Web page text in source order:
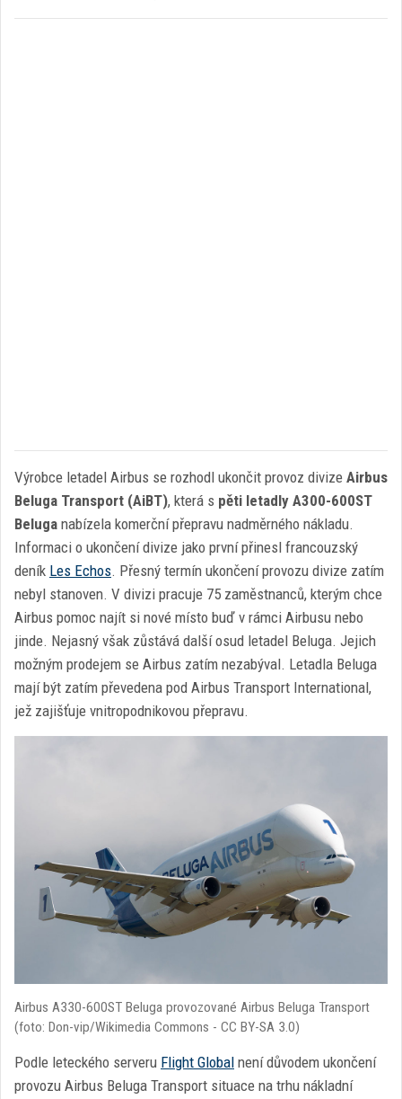
Výrobce letadel Airbus se rozhodl ukončit provoz divize Airbus
Beluga Transport (AiBT), která s pěti letadly A300-600ST
Beluga nabízela komerční přepravu nadměrného nákladu.
Informaci o ukončení divize jako první přinesl francouzský
deník Les Echos. Přesný termín ukončení provozu divize zatím
nebyl stanoven. V divizi pracuje 75 zaměstnanců, kterým chce
Airbus pomoc najít si nové místo buď v rámci Airbusu nebo
jinde. Nejasný však zůstává další osud letadel Beluga. Jejich
možným prodejem se Airbus zatím nezabýval. Letadla Beluga
mají být zatím převedena pod Airbus Transport International,
jež zajišťuje vnitropodnikovou přepravu.
Airbus A330-600ST Beluga provozované Airbus Beluga Transport
(foto: Don-vip/Wikimedia Commons - CC BY-SA 3.0)
Podle leteckého serveru Flight Global není důvodem ukončení
provozu Airbus Beluga Transport situace na trhu nákladní